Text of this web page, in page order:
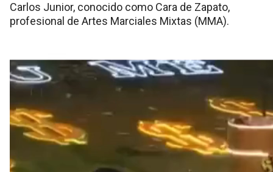
Carlos Junior, conocido como Cara de Zapato,
profesional de Artes Marciales Mixtas (MMA).